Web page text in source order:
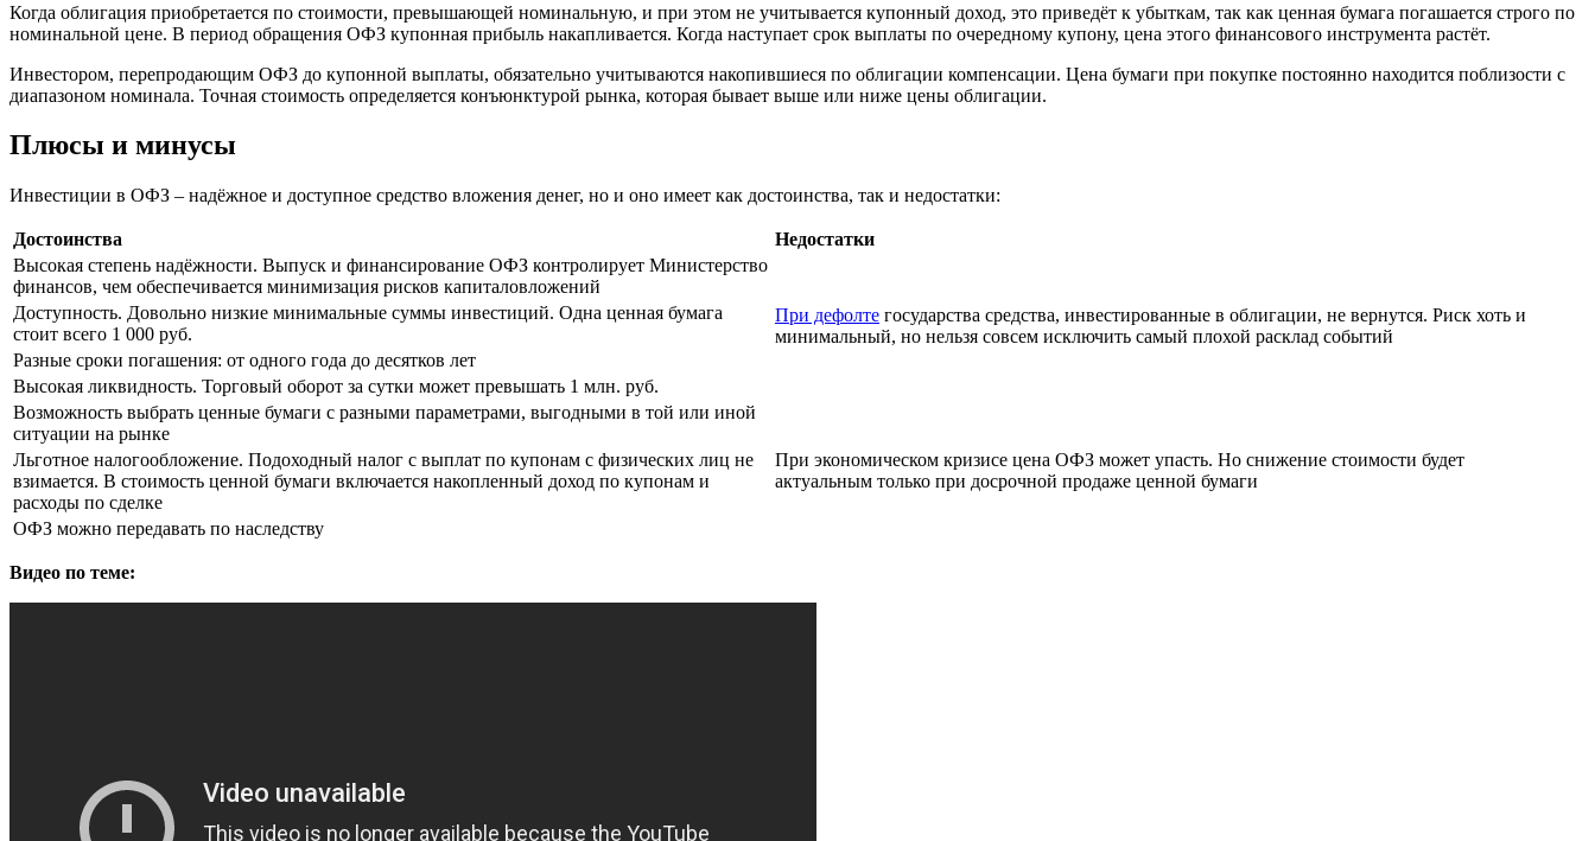
Когда облигация приобретается по стоимости, превышающей номинальную, и при этом не учитывается купонный доход, это приведёт к убыткам, так как ценная бумага погашается строго по
номинальной цене. В период обращения ОФЗ купонная прибыль накапливается. Когда наступает срок выплаты по очередному купону, цена этого финансового инструмента растёт.
Инвестором, перепродающим ОФЗ до купонной выплаты, обязательно учитываются накопившиеся по облигации компенсации. Цена бумаги при покупке постоянно находится поблизости с
диапазоном номинала. Точная стоимость определяется конъюнктурой рынка, которая бывает выше или ниже цены облигации.
Плюсы и минусы
Инвестиции в ОФЗ – надёжное и доступное средство вложения денег, но и оно имеет как достоинства, так и недостатки:
Достоинства
Недостатки
Высокая степень надёжности. Выпуск и финансирование ОФЗ контролирует Министерство
финансов, чем обеспечивается минимизация рисков капиталовложений
При дефолте государства средства, инвестированные в облигации, не вернутся. Риск хоть и
минимальный, но нельзя совсем исключить самый плохой расклад событий
Доступность. Довольно низкие минимальные суммы инвестиций. Одна ценная бумага
стоит всего 1 000 руб.
Разные сроки погашения: от одного года до десятков лет
Высокая ликвидность. Торговый оборот за сутки может превышать 1 млн. руб.
Возможность выбрать ценные бумаги с разными параметрами, выгодными в той или иной
ситуации на рынке
При экономическом кризисе цена ОФЗ может упасть. Но снижение стоимости будет
актуальным только при досрочной продаже ценной бумаги
Льготное налогообложение. Подоходный налог с выплат по купонам с физических лиц не
взимается. В стоимость ценной бумаги включается накопленный доход по купонам и
расходы по сделке
ОФЗ можно передавать по наследству
Видео по теме: